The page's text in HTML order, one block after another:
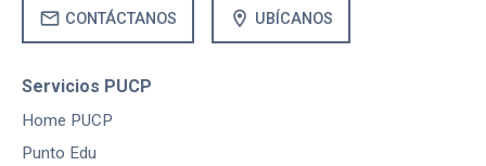
mail CONTÁCTANOS location_on UBÍCANOS
Servicios PUCP
Home PUCP
Punto Edu